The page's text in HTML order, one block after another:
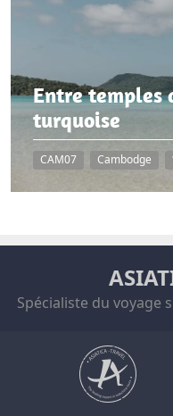
Entre temples
turquoise
CAM07 Cambodge
Spécialiste du voyage